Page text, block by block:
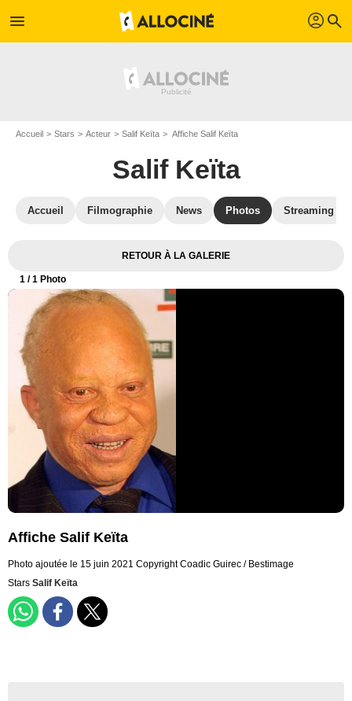
menu profil search
Accueil Stars Acteur Salif Keïta Affiche Salif Keïta
Salif Keïta
Accueil Filmographie News Photos Streaming
RETOUR À LA GALERIE
1 / 1 Photo
Affiche Salif Keïta
Photo ajoutée le 15 juin 2021 Copyright Coadic Guirec / Bestimage
Stars Salif Keïta